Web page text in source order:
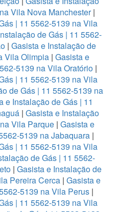
Vila Nova Manchester|
| 11 5562-5139 na Vila
de Gás | 11 5562-
| Gasista e Instalação de
Vila Olimpia | Gasista e
5139 na Vila Oratório |
| 11 5562-5139 na Vila
de Gás | 11 5562-5139 na
e Instalação de Gás | 11
| Gasista e Instalação
Vila Parque| Gasista e
5139 na Jabaquara|
| 11 5562-5139 na Vila
de Gás | 11 5562-
| Gasista e Instalação de
Pereira Cerca | Gasista e
5139 na Vila Perus|
| 11 5562-5139 na Vila